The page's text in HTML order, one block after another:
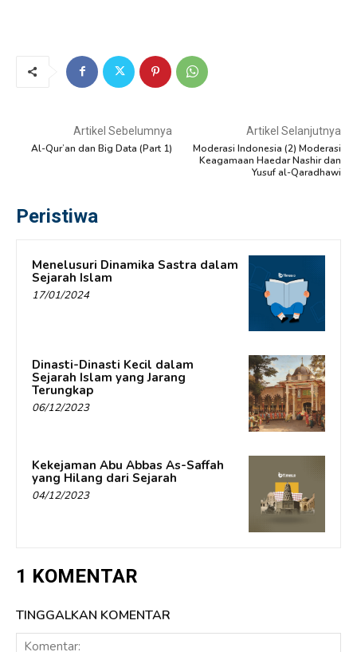
Artikel Sebelumnya
Al-Qur’an dan Big Data (Part 1)
Artikel Selanjutnya
Moderasi Indonesia (2) Moderasi
Keagamaan Haedar Nashir dan
Yusuf al-Qaradhawi
Peristiwa
Menelusuri Dinamika Sastra dalam
Sejarah Islam
17/01/2024
Dinasti-Dinasti Kecil dalam
Sejarah Islam yang Jarang
Terungkap
06/12/2023
Kekejaman Abu Abbas As-Saffah
yang Hilang dari Sejarah
04/12/2023
1 KOMENTAR
TINGGALKAN KOMENTAR